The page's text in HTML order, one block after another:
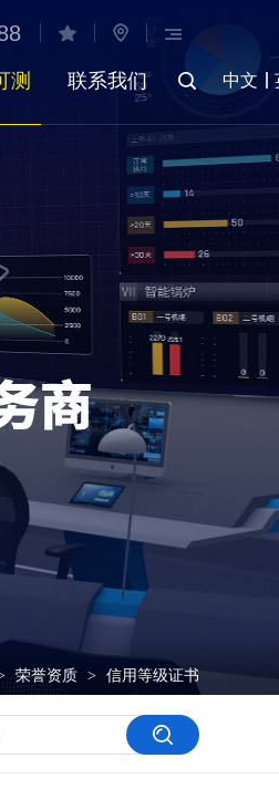
测 联系我们 中文
荣誉资质 > 信用等级证书